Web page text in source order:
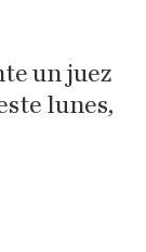
un juez
lunes,